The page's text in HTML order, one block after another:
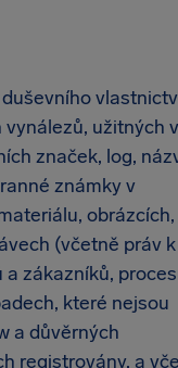
užitných
značek, log,
známky v
obrázcích,
(včetně práv k
zákazníků,
které nejsou
a důvěrných
registrovány, a